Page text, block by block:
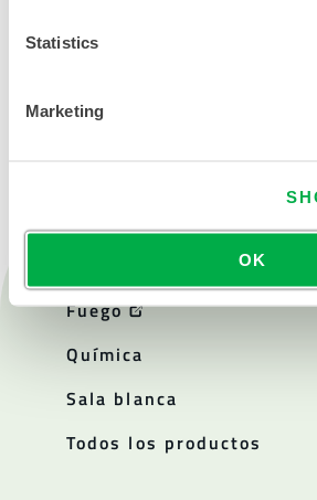
Statistics
Marketing
OK
Productos
Fuego
Química
Sala blanca
Todos los productos